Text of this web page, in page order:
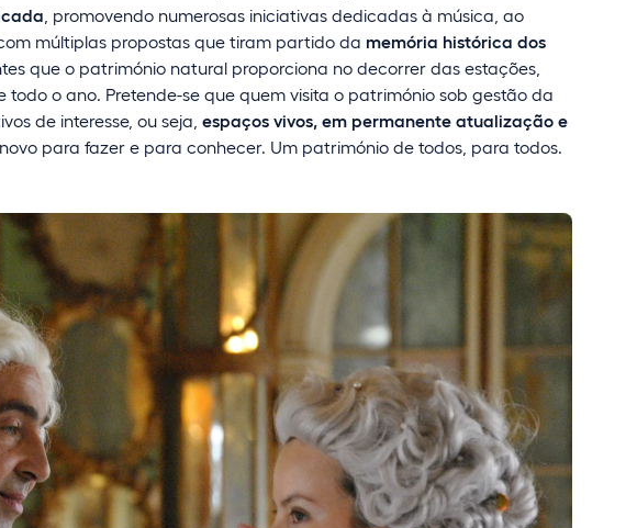
, promovendo numerosas iniciativas dedicadas à música, ao
múltiplas propostas que tiram partido da memória histórica dos
que o património natural proporciona no decorrer das estações,
o ano. Pretende-se que quem visita o património sob gestão da
de interesse, ou seja, espaços vivos, em permanente atualização e
novo para fazer e para conhecer. Um património de todos, para todos.